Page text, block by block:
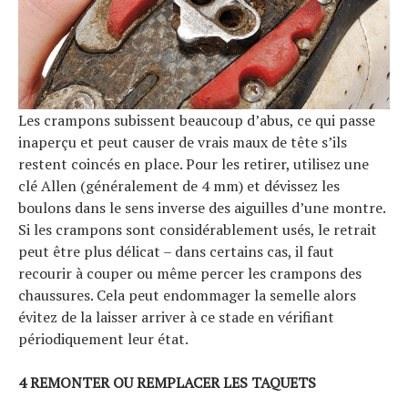
Les crampons subissent beaucoup d’abus, ce qui passe
inaperçu et peut causer de vrais maux de tête s’ils
restent coincés en place. Pour les retirer, utilisez une
clé Allen (généralement de 4 mm) et dévissez les
boulons dans le sens inverse des aiguilles d’une montre.
Si les crampons sont considérablement usés, le retrait
peut être plus délicat – dans certains cas, il faut
recourir à couper ou même percer les crampons des
chaussures. Cela peut endommager la semelle alors
évitez de la laisser arriver à ce stade en vérifiant
périodiquement leur état.
4 REMONTER OU REMPLACER LES TAQUETS